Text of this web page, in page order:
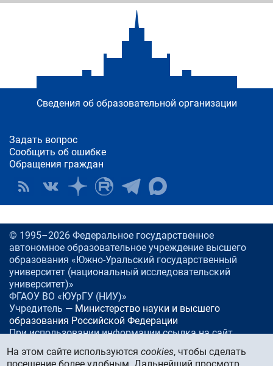
Сведения об образовательной организации
Задать вопрос
Сообщить об ошибке
Обращения граждан
© 1995–2026 Федеральное государственное
автономное образовательное учреждение высшего
образования «Южно-Уральский государственный
университет (национальный исследовательский
университет)»
ФГАОУ ВО «ЮУрГУ (НИУ)»
Учредитель — Министерство науки и высшего
образования Российской Федерации
При использовании информации ссылка на сайт
www.
susu.ru
На этом сайте используютсяcookies, чтобы сделать